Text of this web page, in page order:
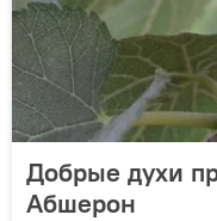
Добрые духи
Абшерон